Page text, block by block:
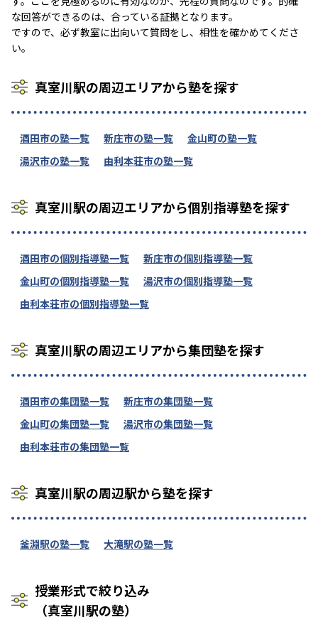
な回答ができるのは、合っている証拠となります。
ですので、必ず教室に出向いて質問をし、相性を確かめてくださ
い。
真室川駅の周辺エリアから塾を探す
酒田市の塾一覧 新庄市の塾一覧
金山町の塾一覧
湯沢市の塾一覧
由利本荘市の塾一覧
真室川駅の周辺エリアから個別指導塾を探す
酒田市の個別指導塾一覧
新庄市の個別指導塾一覧
金山町の個別指導塾一覧
湯沢市の個別指導塾一覧
由利本荘市の個別指導塾一覧
真室川駅の周辺エリアから集団塾を探す
酒田市の集団塾一覧
新庄市の集団塾一覧
金山町の集団塾一覧
湯沢市の集団塾一覧
由利本荘市の集団塾一覧
真室川駅の周辺駅から塾を探す
釜淵駅の塾一覧 大滝駅の塾一覧
授業形式で絞り込み
（真室川駅の塾）